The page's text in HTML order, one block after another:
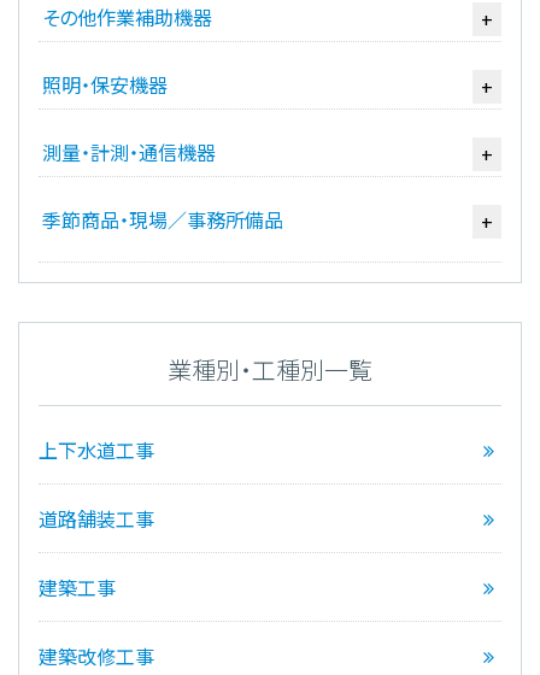
その他作業補助機器 +
照明・保安機器 +
測量・計測・通信機器 +
季節商品・現場／事務所備品 +
業種別・工種別一覧
上下水道工事
道路舗装工事
建築工事
建築改修工事